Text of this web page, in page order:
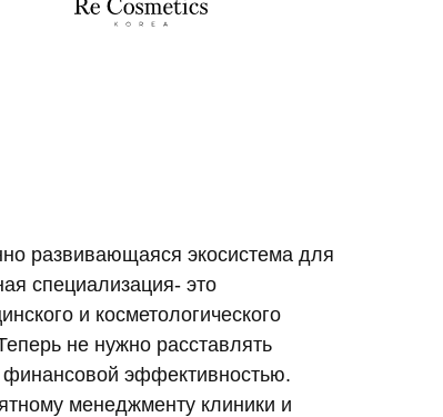
развивающаяся экосистема для
специализация- это
и косметологического
не нужно расставлять
эффективностью.
менеджменту клиники и